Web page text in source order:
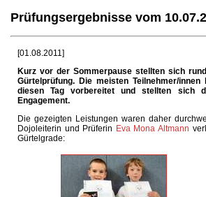
Prüfungsergebnisse vom
[01.08.2011]
Kurz vor der Sommerpause stellten sich
Gürtelprüfung. Die meisten Teilnehmer/
diesen Tag vorbereitet und stellten sich
Engagement.
Die gezeigten Leistungen waren daher
Dojoleiterin und Prüferin Eva Mona Altmann
Gürtelgrade: